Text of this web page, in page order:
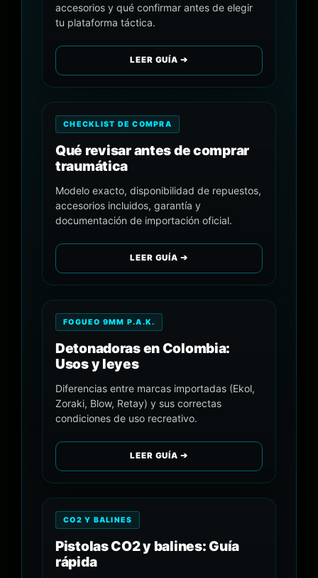
accesorios y qué confirmar antes de elegir
tu plataforma táctica.
LEER GUÍA ➔
CHECKLIST DE COMPRA
Qué revisar antes de comprar
traumática
Modelo exacto, disponibilidad de repuestos,
accesorios incluidos, garantía y
documentación de importación oficial.
LEER GUÍA ➔
FOGUEO 9MM P.A.K.
Detonadoras en Colombia:
Usos y leyes
Diferencias entre marcas importadas (Ekol,
Zoraki, Blow, Retay) y sus correctas
condiciones de uso recreativo.
LEER GUÍA ➔
CO2 Y BALINES
Pistolas CO2 y balines: Guía
rápida